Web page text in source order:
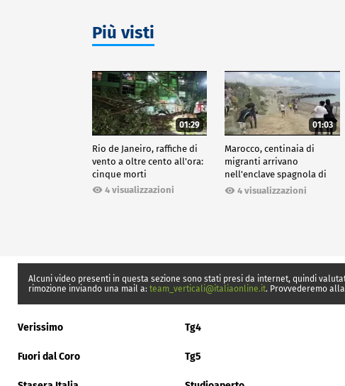
Più visti
01:29
Rio de Janeiro, raffiche di
vento a oltre cento all'ora:
cinque morti
4 visualizzazioni
01:03
Marocco, centinaia di
migranti arrivano
nell'enclave spagnola di
Ceuta4 visualizzazioni
Alcuni video presenti in questa sezione sono stati presi da internet, quindi
rimozione inviando una mail a: team_verticali@italiaonline.it. Provvederemo
Verissimo Tg4
Fuori dal Coro Tg5